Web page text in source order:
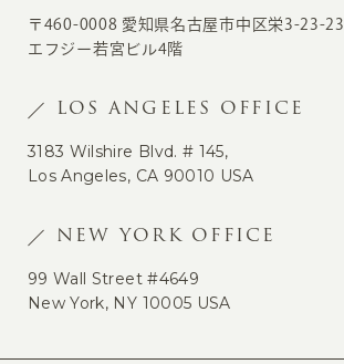
〒460-0008 愛知県名古屋市中区栄3-23-23
エフジー若宮ビル4階
LOS ANGELES OFFICE
3183 Wilshire Blvd. # 145,
Los Angeles, CA 90010 USA
NEW YORK OFFICE
99 Wall Street #4649
New York, NY 10005 USA